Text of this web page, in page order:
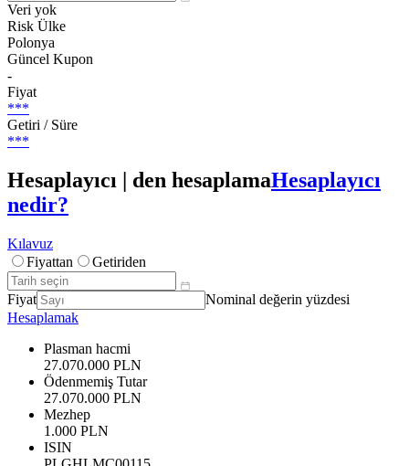
Veri yok
Risk Ülke
Polonya
Güncel Kupon
-
Fiyat
***
Getiri / Süre
***
Hesaplayıcı | den hesaplamaHesaplayıcı
nedir?
Kılavuz
Fiyattan
Getiriden
Fiyat
Nominal değerin yüzdesi
Hesaplamak
Plasman hacmi
27.070.000 PLN
Ödenmemiş Tutar
27.070.000 PLN
Mezhep
1.000 PLN
ISIN